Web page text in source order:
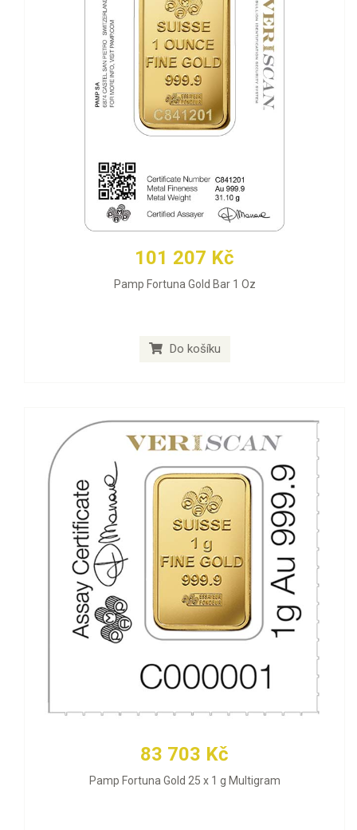
101 207 Kč
Pamp Fortuna Gold Bar 1 Oz
Do košíku
83 703 Kč
Pamp Fortuna Gold 25 x 1 g Multigram